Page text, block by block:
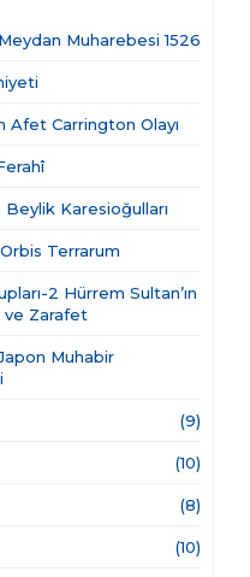
Muharebesi 1526
Afet Carrington Olayı
Beylik Karesioğulları
Terrarum
2 Hürrem Sultan’ın
ve Zarafet
Muhabir
(9)
(10)
(8)
(10)